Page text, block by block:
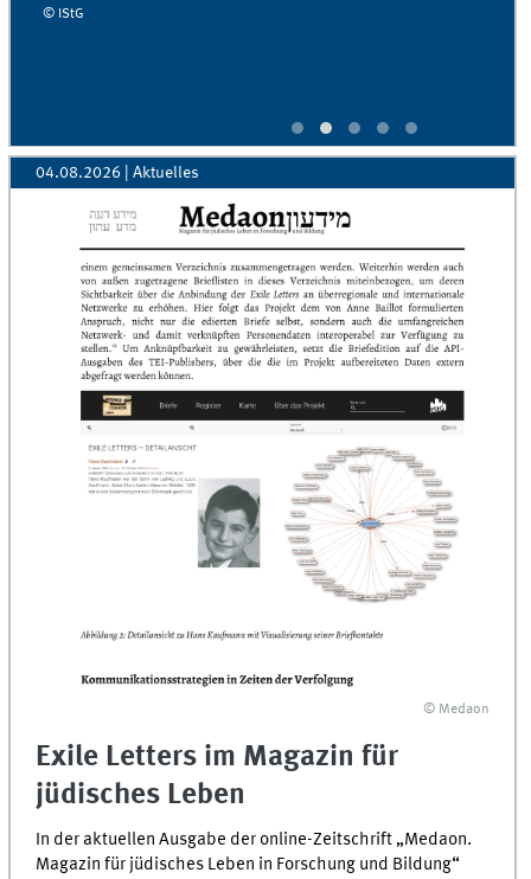
© IStG
04.08.2026 | Aktuelles
© Medaon
Exile Letters im Magazin für
jüdisches Leben
In der aktuellen Ausgabe der online-Zeitschrift „Medaon.
Magazin für jüdisches Leben in Forschung und Bildung“